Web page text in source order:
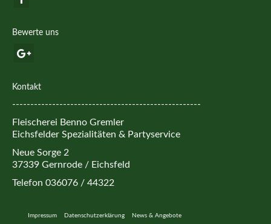
Bewerte uns
Kontakt
----------------------------------------------------
Fleischerei Benno Gremler
Eichsfelder Spezialitäten & Partyservice
Neue Sorge 2
37339 Gernrode / Eichsfeld
Telefon 036076 / 44322
Impressum Datenschutzerklärung News & Angebote